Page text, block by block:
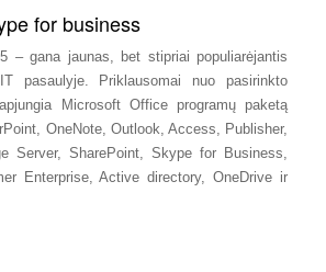
for business
– gana jaunas, bet stipriai populiarėjantis
pasaulyje. Priklausomai nuo pasirinkto
Microsoft Office programų paketą
OneNote, Outlook, Access, Publisher,
Server, SharePoint, Skype for Business,
Enterprise, Active directory, OneDrive ir